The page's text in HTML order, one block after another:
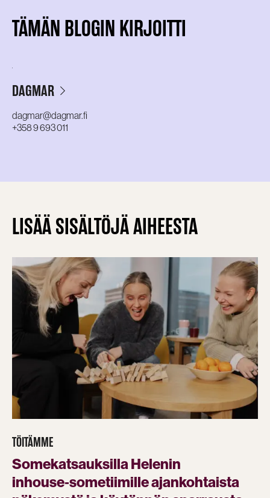
TÄMÄN BLOGIN KIRJOITTI
DAGMAR
dagmar@dagmar.fi
+358 9 693 011
LISÄÄ SISÄLTÖJÄ AIHEESTA
TÖITÄMME
Somekatsauksilla Helenin
inhouse‑sometiimille ajankohtaista